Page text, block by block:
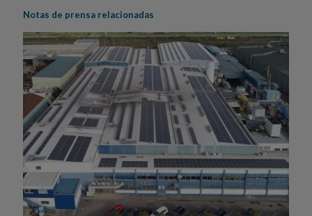
Notas de prensa relacionadas